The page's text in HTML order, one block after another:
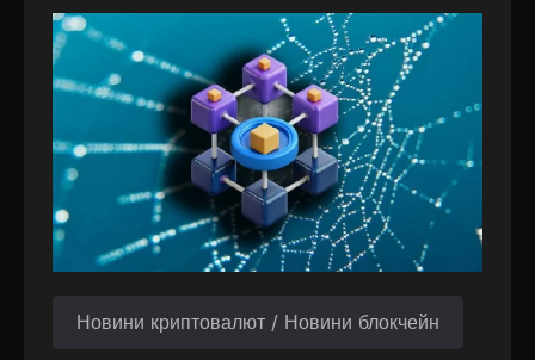
Новини криптовалют / Новини блокчейн